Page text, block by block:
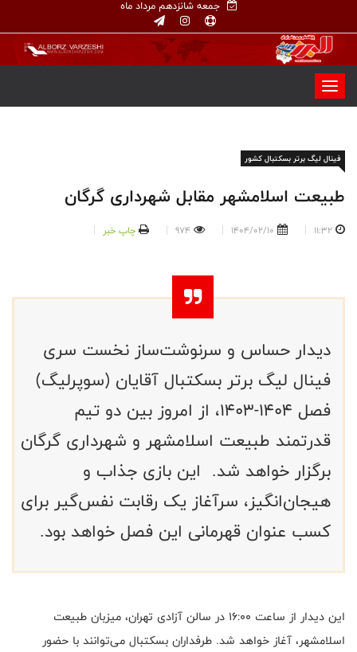
جمعه شانزدهم مرداد ماه
فینال لیگ برتر بسکتبال کشور
طبیعت اسلامشهر مقابل شهرداری گرگان
11:32
1404/02/10
974 چاپ خبر
دیدار حساس و سرنوشت‌ساز نخست سری
فینال لیگ برتر بسکتبال آقایان (سوپرلیگ)
فصل ۱۴۰۴-۱۴۰۳، از امروز بین دو تیم
قدرتمند طبیعت اسلامشهر و شهرداری گرگان
برگزار خواهد شد. این بازی جذاب و
هیجان‌انگیز، سرآغاز یک رقابت نفس‌گیر برای
کسب عنوان قهرمانی این فصل خواهد بود.
این دیدار از ساعت ۱۶:۰۰ در سالن آزادی تهران، میزبان طبیعت
اسلامشهر، آغاز خواهد شد. طرفداران بسکتبال می‌توانند با حضور